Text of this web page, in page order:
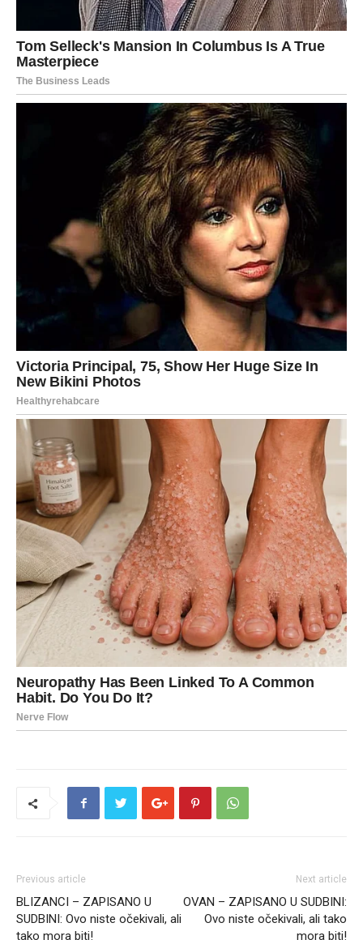
Previous article
BLIZANCI – ZAPISANO U
SUDBINI: Ovo niste očekivali, ali
tako mora biti!
Next article
OVAN – ZAPISANO U SUDBINI:
Ovo niste očekivali, ali tako
mora biti!